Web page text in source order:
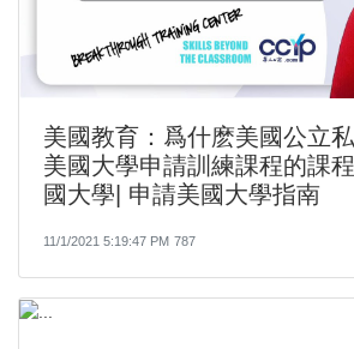
美國教育：爲什麽美國公立
美國大學申請訓練課程的課
國大學| 申請美國大學指南
11/1/2021 5:19:47 PM 787